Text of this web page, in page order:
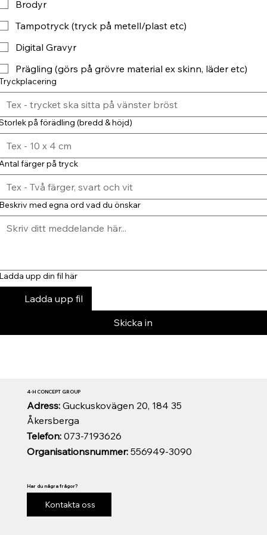
Brodyr
Tampotryck (tryck på metell/plast etc)
Digital Gravyr
Prägling (görs på grövre material ex skinn, läder etc)
på förädling (bredd & höjd)
färger på tryck
med egna ord vad du önskar
upp din fil här
Ladda upp fil
Skicka in
Organisationsnummer:556949-3090
Telefon:073-7193626
Adress: Guckuskovägen 20, 184 35
Åkersberga
4-H CONCEPT GROUP
Har du några frågor?
Kontakta oss